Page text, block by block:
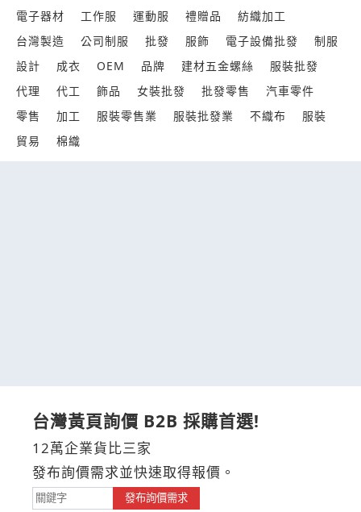
電子器材
工作服 運動服 禮贈品
紡織加工
台灣製造
公司制服 批發 服飾 電子設備批發
制服
設計
成衣 OEM 品牌 建材五金螺絲
服裝批發
代理
代工 飾品 女裝批發 批發零售
汽車零件
零售
加工 服裝零售業 服裝批發業 不織布
服裝
貿易
棉織
台灣黃頁詢價 B2B 採購首選!
12萬企業貨比三家
發布詢價需求並快速取得報價。
發布詢價需求